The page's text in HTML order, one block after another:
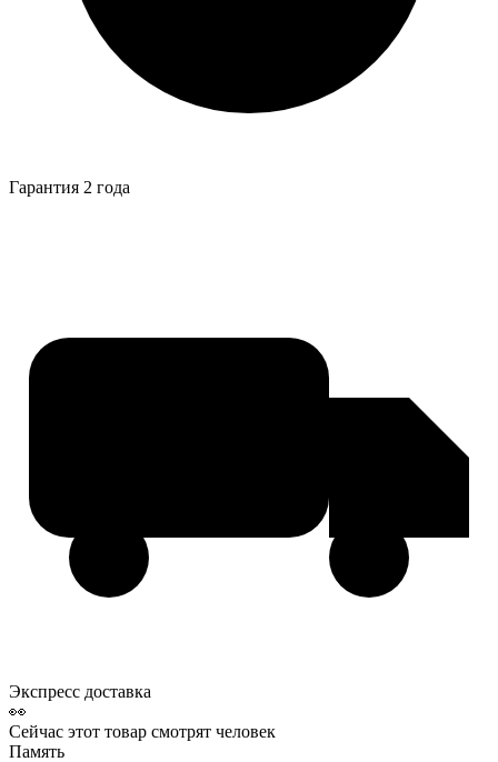
Гарантия 2 года
Экспресс доставка
👀
Сейчас этот товар смотрят человек
Память